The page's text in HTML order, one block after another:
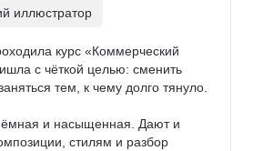
иллюстратор
курс «Коммерческий
с чёткой целью: сменить
тем, к чему долго тянуло.
и насыщенная. Дают и
стилям и разбор